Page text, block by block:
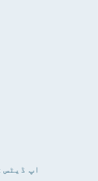
اپ ڈیٹس